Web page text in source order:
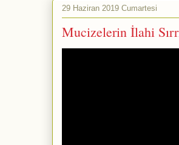
29 Haziran 2019 Cumartesi
Mucizelerin İlahi